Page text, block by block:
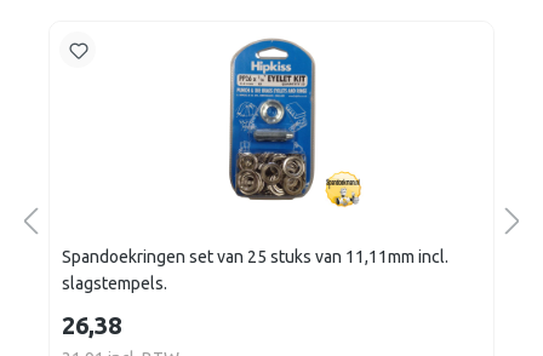
Spandoekringen set van 25 stuks van 11,11mm incl.
slagstempels.
26,38